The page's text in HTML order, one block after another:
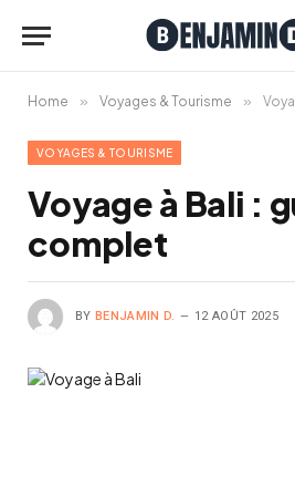
Home » Voyages & Tourisme »
VOYAGES & TOURISME
Voyage à Bali :
complet
BY BENJAMIN D. 12 AOÛT 2025